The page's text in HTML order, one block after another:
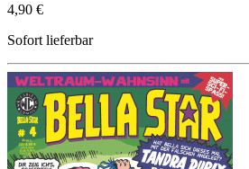
4,90 €
Sofort lieferbar